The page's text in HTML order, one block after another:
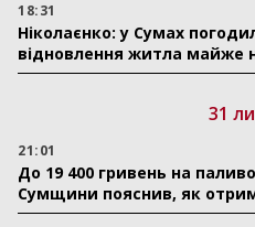
18:31
Ніколаєнко: у Сумах
відновлення житла майже
31
21:01
До 19 400 гривень на
Сумщини пояснив, як